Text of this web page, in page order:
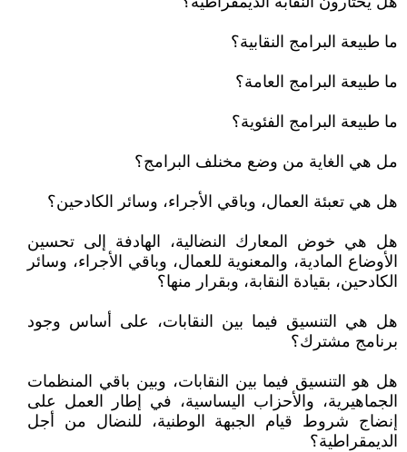
ما طبيعة البرامج النقابية؟
ما طبيعة البرامج العامة؟
ما طبيعة البرامج الفئوية؟
مل هي الغاية من وضع مخنلف البرامج؟
هل هي تعبئة العمال، وباقي الأجراء، وسائر الكادحين؟
هل هي خوض المعارك النضالية، الهادفة إلى تحسين
الأوضاع المادية، والمعنوية للعمال، وباقي الأجراء، وسائر
الكادحين، بقيادة النقابة، وبقرار منها؟
هل هي التنسيق فيما بين النقابات، على أساس وجود
برنامج مشترك؟
هل هو التنسيق فيما بين النقابات، وبين باقي المنظمات
الجماهيرية، والأحزاب اليساسية، في إطار العمل على
إنضاج شروط قيام الجبهة الوطنية، للنضال من أجل
الديمقراطية؟